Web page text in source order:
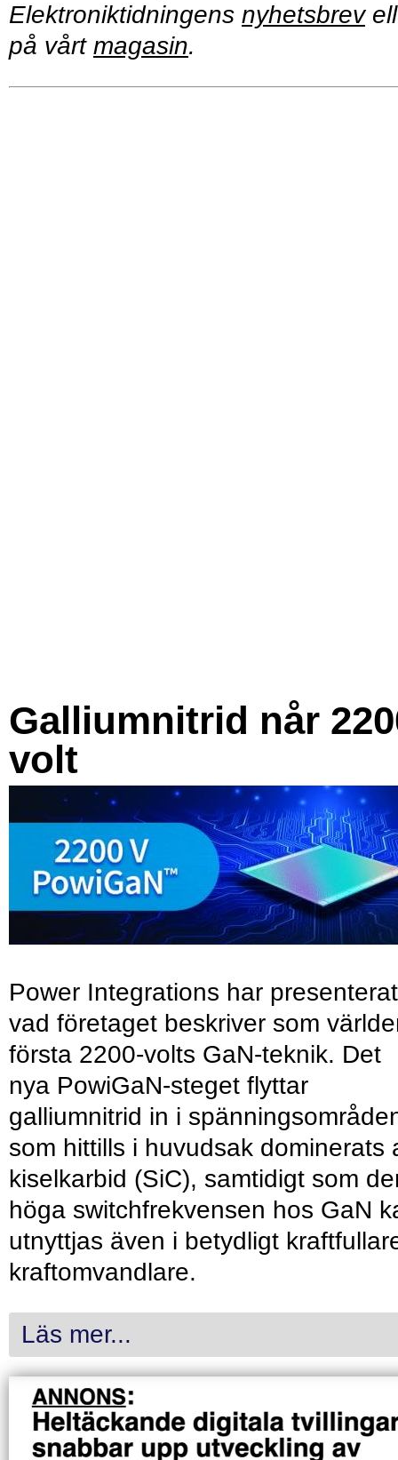
Elektroniktidningens nyhetsbrev
på vårt magasin.
Galliumnitrid når
volt
Power Integrations har presenterat
vad företaget beskriver som
första 2200-volts GaN-teknik. Det
nya PowiGaN-steget flyttar
galliumnitrid in i
som hittills i huvudsak dominerats
kiselkarbid (SiC), samtidigt som
höga switchfrekvensen hos GaN
utnyttjas även i betydligt
kraftomvandlare.
Läs mer...